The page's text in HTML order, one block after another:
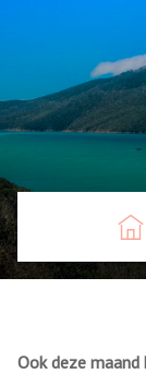
Ook deze